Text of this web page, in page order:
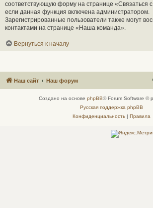
соответствующую форму на странице «Связаться
если данная функция включена администратором.
Зарегистрированные пользователи также могут
контактами на странице «Наша команда».
Вернуться к началу
Наш сайт Наш форум
Создано на основе phpBB® Forum Software ©
Русская поддержка phpBB
Конфиденциальность| Правила